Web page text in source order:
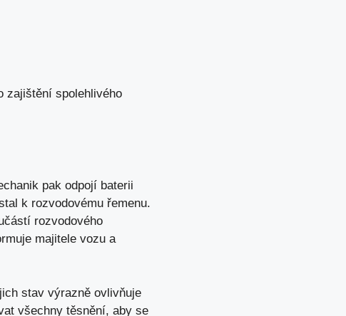
zajištění spolehlivého
pak odpojí baterii
k rozvodovému řemenu.
rozvodového
majitele vozu a
stav výrazně ovlivňuje
všechny těsnění, aby se